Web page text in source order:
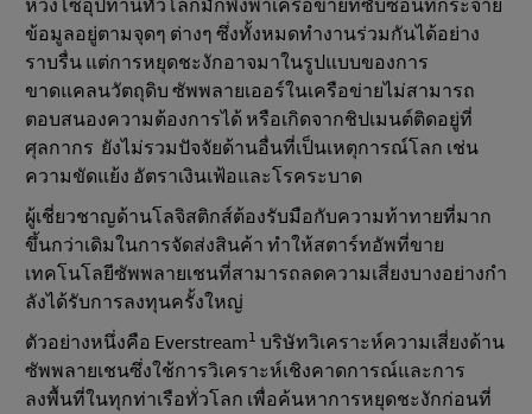
ห่วงโซ่อุปทานทั่วโลกมักพึ่งพาเครือข่ายที่ซับซ้อนที่กระจาย
ข้อมูลอยู่ตามจุดๆ ต่างๆ ซึ่งทั้งหมดทํางานร่วมกันได้อย่าง
ราบรื่น แต่การหยุดชะงักอาจมาในรูปแบบของการ
ขาดแคลนวัตถุดิบ ซัพพลายเออร์ในเครือข่ายไม่สามารถ
ตอบสนองความต้องการได้ หรือเกิดจากชิปเมนต์ติดอยู่ที่
ศุลกากร ยังไม่รวมปัจจัยด้านอื่นที่เป็นเหตุการณ์โลก เช่น
ความขัดแย้ง อัตราเงินเฟ้อและโรคระบาด
ผู้เชี่ยวชาญด้านโลจิสติกส์ต้องรับมือกับความท้าทายที่มาก
ขึ้นกว่าเดิมในการจัดส่งสินค้า ทำให้สตาร์ทอัพที่ขาย
เทคโนโลยีซัพพลายเชนที่สามารถลดความเสี่ยงบางอย่างกํา
ลังได้รับการลงทุนครั้งใหญ่
ตัวอย่างหนึ่งคือ Everstream1 บริษัทวิเคราะห์ความเสี่ยงด้าน
ซัพพลายเชนซึ่งใช้การวิเคราะห์เชิงคาดการณ์และการ
ลงพื้นที่ในทุกท่าเรือทั่วโลก เพื่อค้นหาการหยุดชะงักก่อนที่